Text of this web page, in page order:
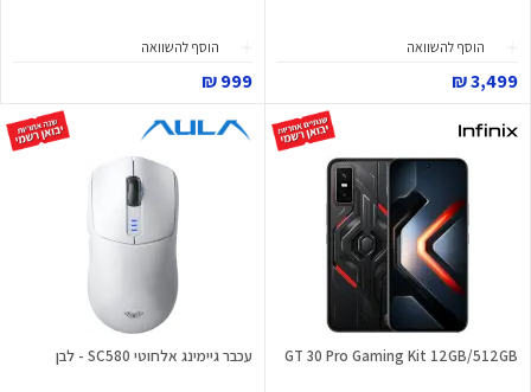
הוסף להשוואה
3,499 ₪
הוסף להשוואה
999 ₪
GT 30 Pro Gaming Kit 12GB/512GB עכבר גיימינג אלחוטי SC580 - לבן